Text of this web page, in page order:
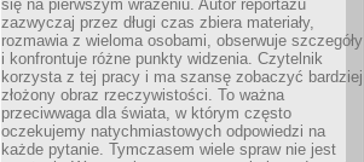
się na pierwszym wrażeniu. Autor reportażu
zazwyczaj przez długi czas zbiera materiały,
rozmawia z wieloma osobami, obserwuje szczegóły
i konfrontuje różne punkty widzenia. Czytelnik
korzysta z tej pracy i ma szansę zobaczyć bardziej
złożony obraz rzeczywistości. To ważna
przeciwwaga dla świata, w którym często
oczekujemy natychmiastowych odpowiedzi na
każde pytanie. Tymczasem wiele spraw nie jest